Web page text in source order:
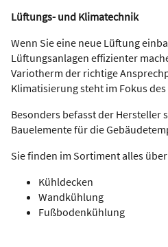
Lüftungs- und Klimatechnik
Wenn Sie eine neue Lüftung
Lüftungsanlagen effizienter
Variotherm der richtige
Klimatisierung steht im Fokus
Besonders befasst der Hersteller
Bauelemente für die
Sie finden im Sortiment alles
Kühldecken
Wandkühlung
Fußbodenkühlung